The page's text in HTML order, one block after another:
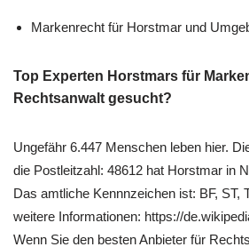
Markenrecht für Horstmar und
Top Experten Horstmars für
Rechtsanwalt gesucht?
Ungefähr 6.447 Menschen leben hier.
die Postleitzahl: 48612 hat Horstmar in
Das amtliche Kennnzeichen ist: BF, ST,
weitere Informationen: https://
Wenn Sie den besten Anbieter für